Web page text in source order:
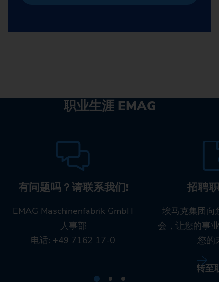
职业生涯 EMAG
有问题吗？请联系我们!
EMAG Maschinenfabrik GmbH
人事部
电话: +49 7162 17-0
招聘
埃马克集团向
会，让您的事
您的
转至